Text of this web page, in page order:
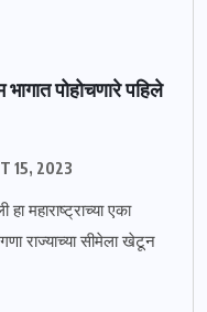
पोहोचणारे पहिले
15, 2023
महाराष्ट्राच्या एका
राज्याच्या सीमेला खेटून